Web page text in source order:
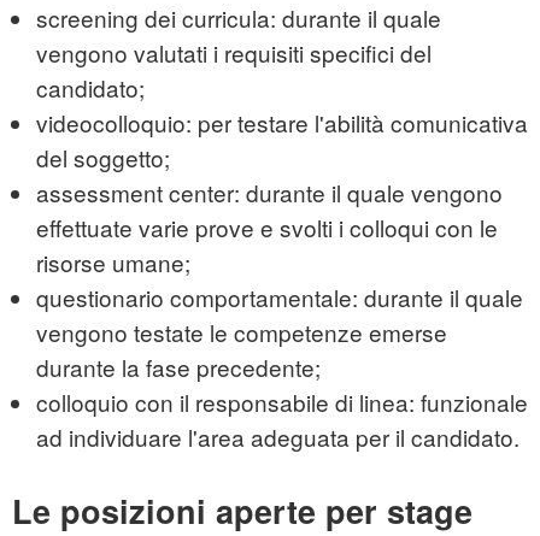
screening dei curricula: durante il quale
vengono valutati i requisiti specifici del
candidato;
videocolloquio: per testare l'abilità comunicativa
del soggetto;
assessment center: durante il quale vengono
effettuate varie prove e svolti i colloqui con le
risorse umane;
questionario comportamentale: durante il quale
vengono testate le competenze emerse
durante la fase precedente;
colloquio con il responsabile di linea: funzionale
ad individuare l'area adeguata per il candidato.
Le posizioni aperte per stage